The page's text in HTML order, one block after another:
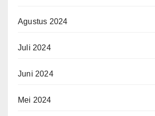
Agustus 2024
Juli 2024
Juni 2024
Mei 2024